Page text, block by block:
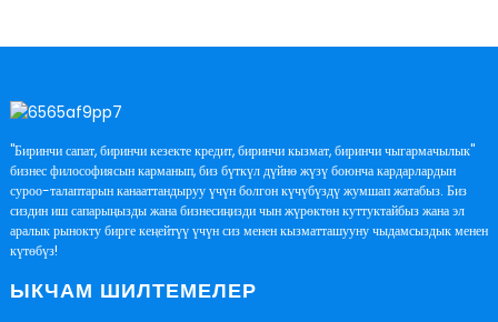
"Биринчи сапат, биринчи кезекте кредит, биринчи кызмат, биринчи чыгармачылык"
бизнес философиясын карманып, биз бүткүл дүйнө жүзү боюнча кардарлардын
суроо-талаптарын канааттандыруу үчүн болгон күчүбүздү жумшап жатабыз. Биз
сиздин иш сапарыңызды жана бизнесиңизди чын жүрөктөн куттуктайбыз жана эл
аралык рынокту бирге кеңейтүү үчүн сиз менен кызматташууну чыдамсыздык менен
күтөбүз!
ЫКЧАМ ШИЛТЕМЕЛЕР